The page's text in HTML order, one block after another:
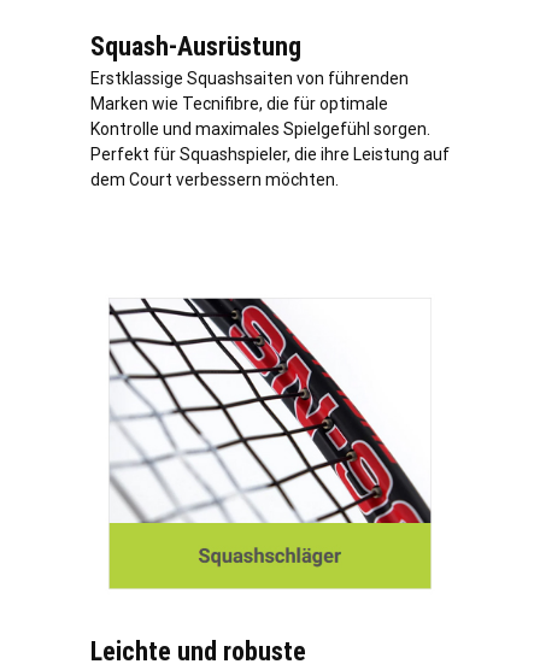
Squash-Ausrüstung
Erstklassige Squashsaiten von führenden
Marken wie Tecnifibre, die für optimale
Kontrolle und maximales Spielgefühl sorgen.
Perfekt für Squashspieler, die ihre Leistung auf
dem Court verbessern möchten.
Leichte und robuste